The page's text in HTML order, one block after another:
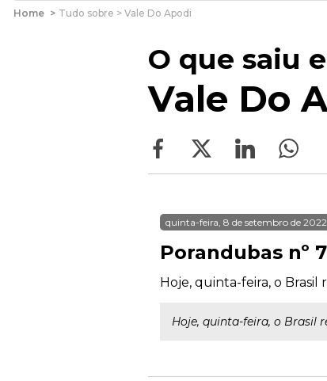
Home > Tudo sobre > Vale Do Apodi
O que saiu
Vale Do
quinta-feira, 8 de setembro de 2022
Porandubas nº
Hoje, quinta-feira, o
Hoje, quinta-feira, o Brasil